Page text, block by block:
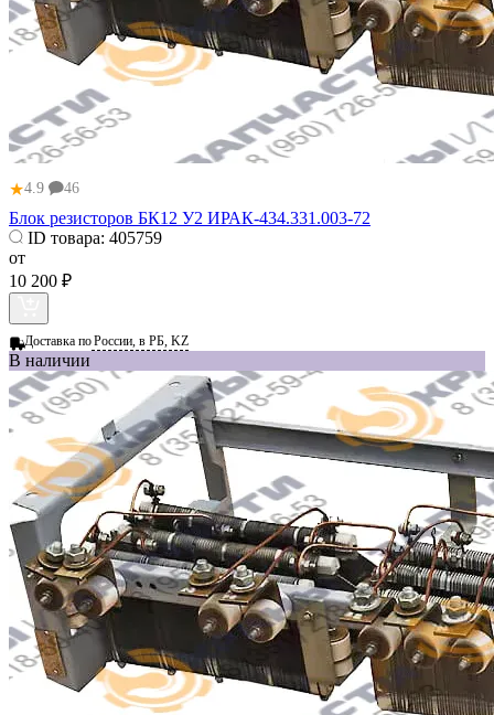
★4.9 46
Блок резисторов БК12 У2 ИРАК-434.331.003-72
ID товара: 405759
от
10 200 ₽
Доставка поРоссии, в РБ, KZ
В наличии